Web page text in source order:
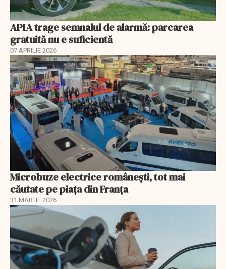
APIA trage semnalul de alarmă: parcarea
gratuită nu e suficientă
07 APRILIE 2026
Microbuze electrice românești, tot mai
căutate pe piața din Franța
31 MARTIE 2026